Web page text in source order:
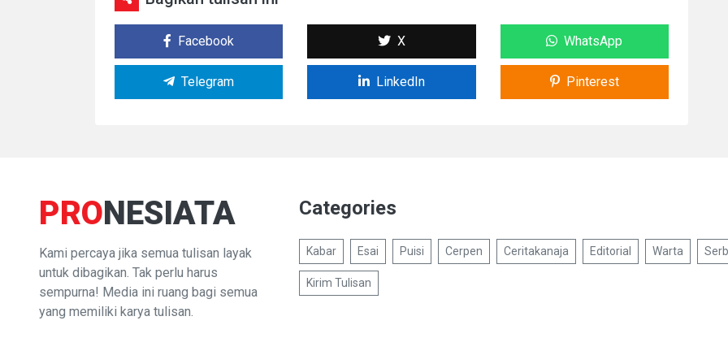
Facebook X WhatsApp
Telegram LinkedIn Pinterest
PRONESIATA
Kami percaya jika semua tulisan layak
untuk dibagikan. Tak perlu harus
sempurna! Media ini ruang bagi semua
yang memiliki karya tulisan.
Categories
Kabar Esai Puisi Cerpen Ceritakanaja Editorial Warta
Kirim Tulisan